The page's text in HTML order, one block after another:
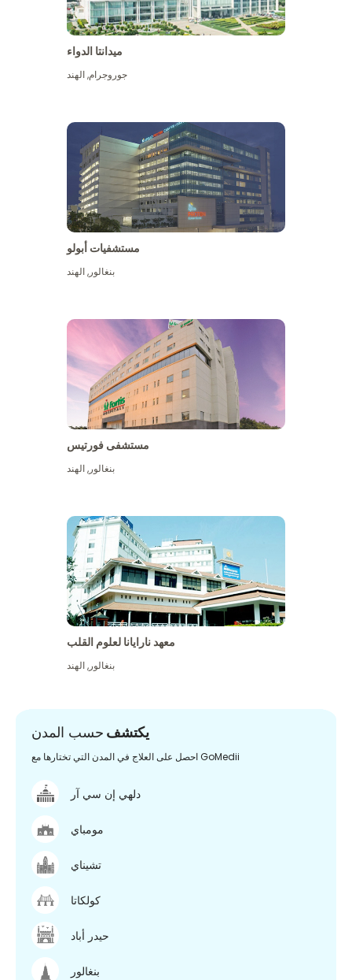
ميدانتا الدواء
جوروجرام,الهند
مستشفيات أبولو
بنغالور,الهند
مستشفى فورتيس
بنغالور,الهند
معهد نارايانا لعلوم القلب
بنغالور,الهند
يكتشف حسب المدن
احصل على العلاج في المدن التي تختارها مع GoMedii
دلهي إن سي آر
مومباي
تشيناي
كولكاتا
حيدر أباد
بنغالور